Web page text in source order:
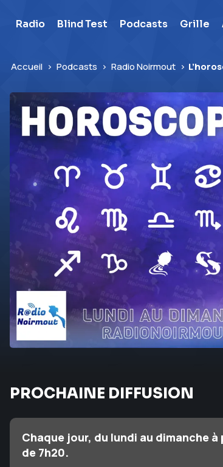
Radio Blind Test Podcasts Grille
Accueil > Podcasts > Radio Noirmout >
PROCHAINE DIFFUSION
Chaque jour, du lundi au dimanche à
de 7h20.